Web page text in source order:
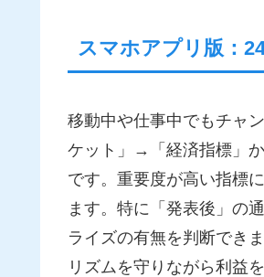
スマホアプリ版：
移動中や仕事中でもチャ
ケット」→「経済指標」
です。重要度が高い指標
ます。特に「発表後」の
ライズの有無を判断でき
リズムを守りながら利益